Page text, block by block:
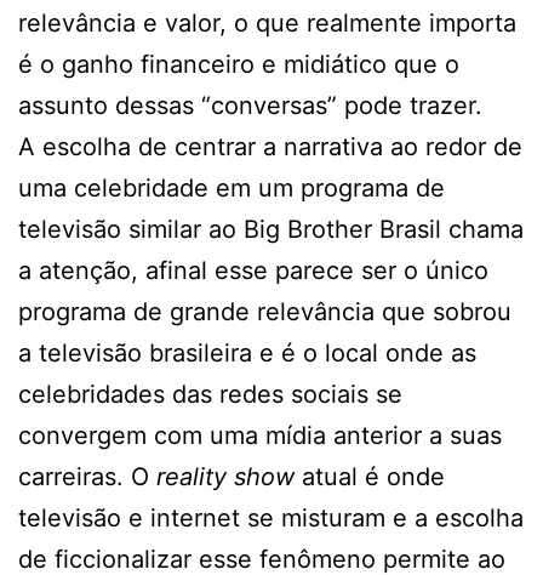
relevância e valor, o que realmente importa
é o ganho financeiro e midiático que o
assunto dessas “conversas” pode trazer.
A escolha de centrar a narrativa ao redor de
uma celebridade em um programa de
televisão similar ao Big Brother Brasil chama
a atenção, afinal esse parece ser o único
programa de grande relevância que sobrou
a televisão brasileira e é o local onde as
celebridades das redes sociais se
convergem com uma mídia anterior a suas
carreiras. O reality showatual é onde
televisão e internet se misturam e a escolha
de ficcionalizar esse fenômeno permite ao